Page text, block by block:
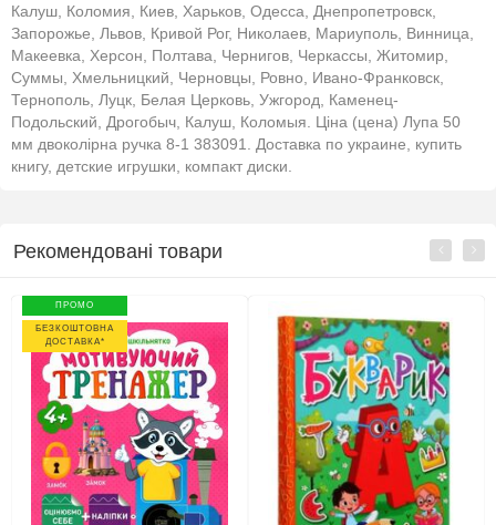
Калуш, Коломия, Киев, Харьков, Одесса, Днепропетровск,
Запорожье, Львов, Кривой Рог, Николаев, Мариуполь, Винница,
Макеевка, Херсон, Полтава, Чернигов, Черкассы, Житомир,
Суммы, Хмельницкий, Черновцы, Ровно, Ивано-Франковск,
Тернополь, Луцк, Белая Церковь, Ужгород, Каменец-
Подольский, Дрогобыч, Калуш, Коломыя. Ціна (цена) Лупа 50
мм двоколірна ручка 8-1 383091. Доставка по украине, купить
книгу, детские игрушки, компакт диски.
Рекомендовані товари
ПРОМО
БЕЗКОШТОВНА
ДОСТАВКА*